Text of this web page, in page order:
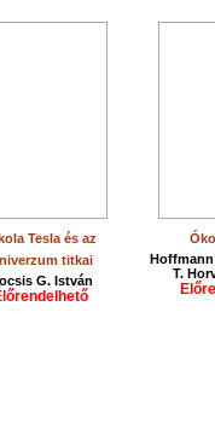
Tesla és az
titkai
G. István
T.